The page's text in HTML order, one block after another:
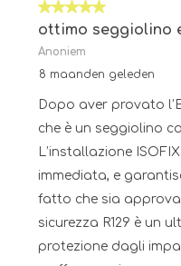
5 van 5 sterren.
ottimo seggiolino
Anoniem
8 maanden geleden
Dopo aver provato
che è un seggiolino
L’installazione
immediata, e
fatto che sia
sicurezza R129 è un
protezione dagli